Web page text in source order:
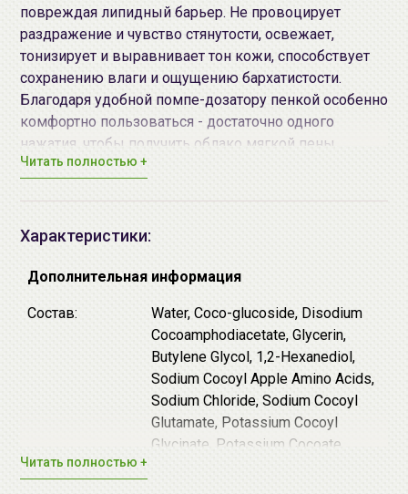
повреждая липидный барьер. Не провоцирует
раздражение и чувство стянутости, освежает,
тонизирует и выравнивает тон кожи, способствует
сохранению влаги и ощущению бархатистости.
Благодаря удобной помпе-дозатору пенкой особенно
комфортно пользоваться - достаточно одного
нажатия, чтобы получить облако мягкой пены,
которого хватит для качественного очищения.
Подходит веганам.
Комплекс 17 аминокислот - поддерживают
эпидермиса, придают коже упругость и
Витамин F - устраняет сухость и обладает
успокаивающим действием.
Церамиды - липиды, которых можно назвать
защитниками кожи от обезвоживания и
преждевременного увядания. Они выполняют
барьерные функции, предотвращая
Читать полностью +
Характеристики:
Дополнительная информация
Состав:
Water, Coco-glucoside, Disodium
Cocoamphodiacetate, Glycerin,
Butylene Glycol, 1,2-Hexanediol,
Sodium Cocoyl Apple Amino Acids,
Sodium Chloride, Sodium Cocoyl
Glutamate, Potassium Cocoyl
Glycinate, Potassium Cocoate,
Читать полностью +